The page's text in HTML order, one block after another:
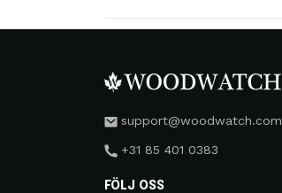
support@woodwatch.com
+31 85 401 0383
FÖLJ OSS